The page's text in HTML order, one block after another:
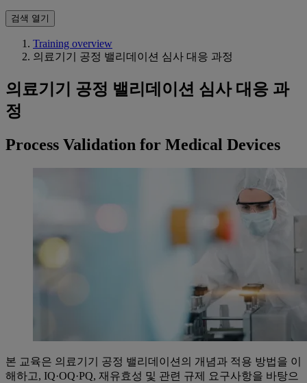
검색 열기
Training overview
의료기기 공정 밸리데이션 심사 대응 과정
의료기기 공정 밸리데이션 심사 대응 과
정
Process Validation for Medical Devices
본 교육은 의료기기 공정 밸리데이션의 개념과 적용 방법을 이
해하고, IQ·OQ·PQ, 재유효성 및 관련 규제 요구사항을 바탕으